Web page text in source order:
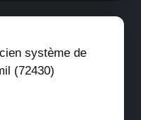
système de
(72430)